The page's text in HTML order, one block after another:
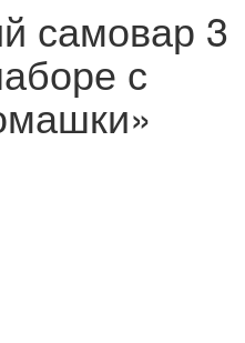
самовар 3
с